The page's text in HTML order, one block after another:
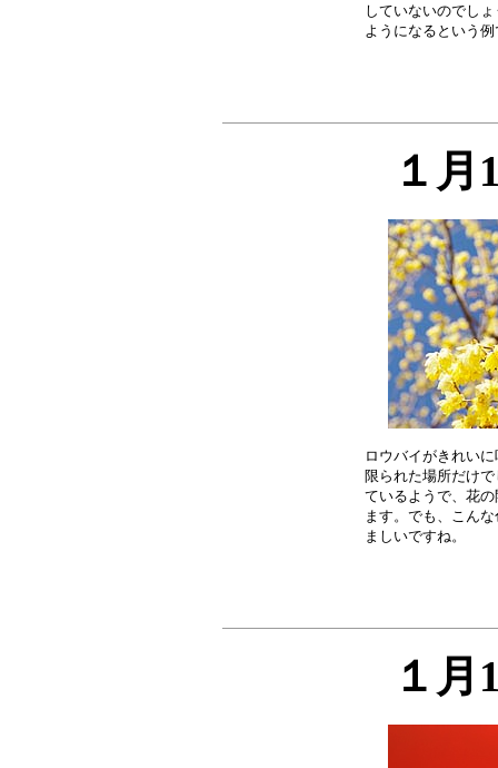
していないのでし
１月
ロウバイがきれい
限られた場所だけ
ているようで、花
ます。でも、こん
１月